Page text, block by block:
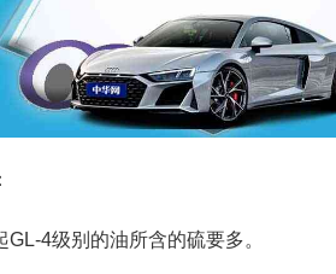
4级别的油所含的硫要多。